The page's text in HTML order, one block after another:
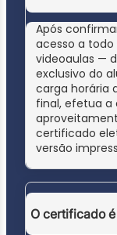
Após
acesso a
videoaulas —
exclusivo do
carga horária
final, efetua a
certificado
versão
O certificado